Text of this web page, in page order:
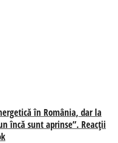
în România, dar la
încă sunt aprinse”. Reacții